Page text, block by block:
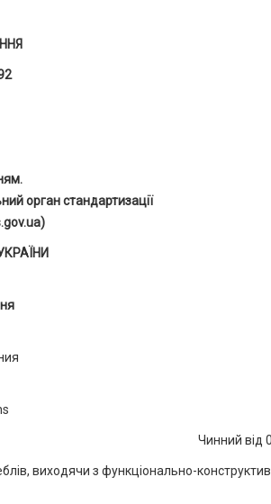
орган стандартизації
Чинний від
виходячи з функціонально-